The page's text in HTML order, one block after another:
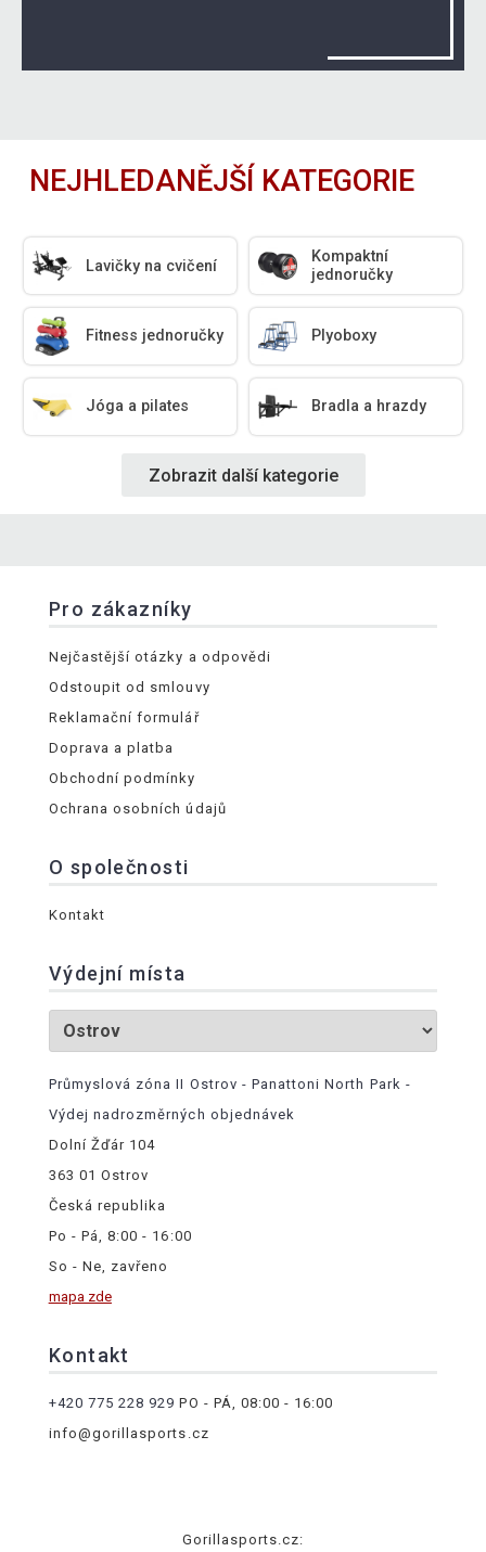
NEJHLEDANĚJŠÍ KATEGORIE
Lavičky na cvičení
Kompaktní
jednoručky
Fitness jednoručky Plyoboxy
Jóga a pilates Bradla a hrazdy
Zobrazit další kategorie
Pro zákazníky
Nejčastější otázky a odpovědi
Odstoupit od smlouvy
Reklamační formulář
Doprava a platba
Obchodní podmínky
Ochrana osobních údajů
O společnosti
Kontakt
Výdejní místa
Průmyslová zóna II Ostrov - Panattoni North Park -
Výdej nadrozměrných objednávek
Dolní Žďár 104
363 01 Ostrov
Česká republika
Po - Pá, 8:00 - 16:00
So - Ne, zavřeno
mapa zde
Kontakt
+420 775 228 929 PO - PÁ, 08:00 - 16:00
info@gorillasports.cz
Gorillasports.cz: